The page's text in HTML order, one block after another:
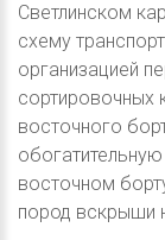
Светлинском
схему
организацией
сортировочных
восточного
восточном
пород вскрыши